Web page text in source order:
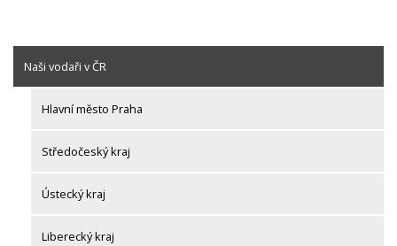
Naši vodaři v ČR
Hlavní město Praha
Středočeský kraj
Ústecký kraj
Liberecký kraj